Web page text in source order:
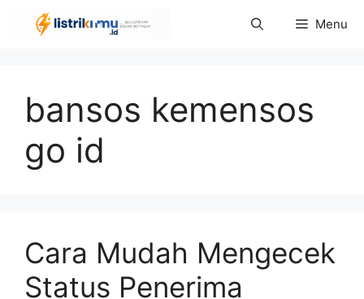
Langsung
Menu
bansos kemensos
go id
Cara Mudah Mengecek
Status Penerima